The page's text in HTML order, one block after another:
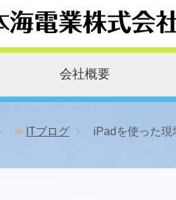
会社概要
ITブログ iPadを使った